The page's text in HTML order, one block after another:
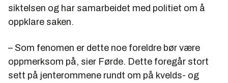
siktelsen og har samarbeidet med politiet om å
oppklare saken.
– Som fenomen er dette noe foreldre bør være
oppmerksom på, sier Førde. Dette foregår stort
sett på jenterommene rundt om på kvelds- og